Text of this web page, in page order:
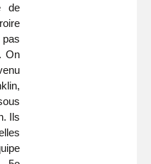
de
On
Ils